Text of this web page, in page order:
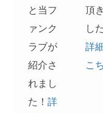
と当フ
ァンク
ラブが
紹介さ
れまし
た！ 詳
頂
し
詳
こ